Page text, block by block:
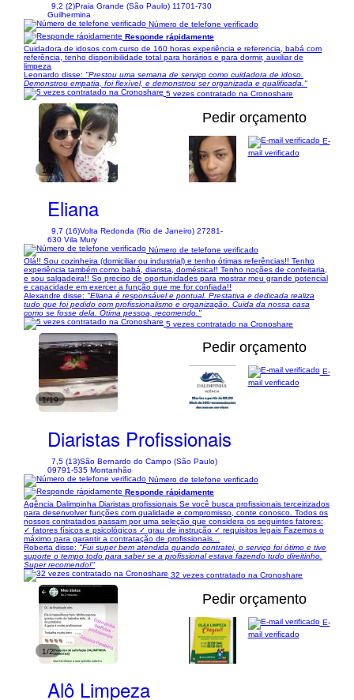
9,2 (2)Praia Grande (São Paulo) 11701-730
Guilhermina
Número de telefone verificado
Responde rápidamente
Cuidadora de idosos com curso de 160 horas experiência e referencia, babá com
referência, tenho disponibilidade total para horários e para dormir, auxiliar de
limpeza
Leonardo disse: "Prestou uma semana de serviço como cuidadora de idoso.
Demonstrou empatia, foi flexível, e demonstrou ser organizada e qualificada."
5 vezes contratado na Cronoshare
1/9
Pedir orçamento
Eliana
9,7 (16)Volta Redonda (Rio de Janeiro) 27281-
630 Vila Mury
E-
mail verificado
Número de telefone verificado
Olá!! Sou cozinheira (domiciliar ou industrial) e tenho ótimas referências!! Tenho
experiência também como babá, diarista, doméstica!! Tenho noções de confeitaria,
e sou salgadeira!! So preciso de oportunidades para mostrar meu grande potencial
e capacidade em exercer a função que me for confiada!!
Alexandre disse: "Eliana é responsável e pontual. Prestativa e dedicada realiza
tudo que foi pedido com profissionalismo e organização. Cuida da nossa casa
como se fosse dela. Ótima pessoa, recomendo."
5 vezes contratado na Cronoshare
1/19
Pedir orçamento
Diaristas Profissionais
7,5 (13)São Bernardo do Campo (São Paulo)
09791-535 Montanhão
E-
mail verificado
Número de telefone verificado
Responde rápidamente
Agência Dalimpinha Diaristas profissionais Se você busca profissionais terceirizados
para desenvolver funções com qualidade e compromisso, conte conosco. Todos os
nossos contratados passam por uma seleção que considera os seguintes fatores:
✓ fatores físicos e psicológicos ✓ grau de instrução ✓ requisitos legais Fazemos o
máximo para garantir a contratação de profissionais...
Roberta disse: "Fui super bem atendida quando contratei, o serviço foi ótimo e tive
suporte o tempo todo para saber se a profissional estava fazendo tudo direitinho.
Super recomendo!"
32 vezes contratado na Cronoshare
1/2
Pedir orçamento
Alô Limpeza
E-
mail verificado